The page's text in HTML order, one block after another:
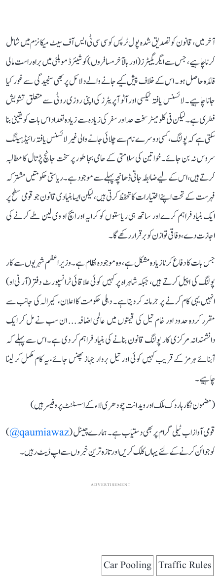
آخر میں، قانون کو تصدیق شدہ پول ٹرپس کو سی سی ٹی ایس آف سیٹ میکانزم میں شامل
کرنا چاہیے، جس سے ایگریگیٹرز(اور بالآخر مسافروں) کو شیئرڈ موبلٹی میں براہ راست مالی
فائدہ حاصل ہو۔ اس کے خلاف پیش کیے جانے والے دلائل پر بھی سنجیدگی سے غور کیا
جانا چاہیے۔ لائسنس یافتہ ٹیکسی اور آٹو آپریٹرز کی اپنی روزی روٹی سے متعلق تشویش
فطری ہے۔ لیکن فی کلومیٹر سخت حد اور سفر کی زیادہ سے زیادہ تعداد اس بات کو یقینی بنا
سکتی ہے کہ پولنگ، کسی دوسرے نام سے چلائی جانے والی غیر لائسنس یافتہ رائیڈ ہیلنگ
سروس نہ بن جائے۔ خواتین کی سلامتی کے حامی بجا طور پر سخت جانچ پڑتال کا مطالبہ
کرتے ہیں، اس کے لیے ضابطہ جاتی ڈھانچہ پہلے سے موجود ہے۔ ریاستی حکومتیں مشترکہ
فہرست کے تحت اپنے اختیارات کا تحفظ کرتی ہیں، لیکن ایسا بنیادی قانون جو قومی سطح پر
ایک بنیاد فراہم کرے اور ساتھ ہی ریاستوں کو کرایہ اور ایچ او وی لین طے کرنے کی
اجازت دے، وفاقی توازن کو برقرار رکھے گا۔
جس بات کا دفاع کرنا زیادہ مشکل ہے، وہ موجودہ نظام ہے۔ وزیر اعظم شہریوں سے کار
پولنگ کی اپیل کرتے ہیں، جبکہ شاہراہ پر کہیں کوئی علاقائی ٹرانسپورٹ دفتر (آر ٹی او)
انہیں یہی کام کرنے پر جرمانہ کر دیتا ہے۔ دہلی حکومت کا اعلان، کیرالہ کی جانب سے
مقرر کردہ حدود اور خام تیل کی قیمتوں میں عالمی اضافہ... ان سب نے مل کر ایک
دانشمندانہ مرکزی کار پولنگ قانون بنانے کی بنیاد فراہم کر دی ہے۔ اس سے پہلے کہ
آبنائے ہرمز کے قریب کہیں کوئی اور تیل بردار جہاز پھنس جائے، یہ کام مکمل کر لینا
چاہیے۔
(مضمون نگار ہاردک ملک اور ویدانت چودھری لاء کے اسسٹنٹ پروفیسر ہیں)
قومی آواز اب ٹیلی گرام پر بھی دستیاب ہے۔ ہمارے چینل (qaumiawaz@
)
کو جوائن کرنے کے لئے یہاں کلک کریں اور تازہ ترین خبروں سے اپ ڈیٹ رہیں۔
ADVERTISEMENT
Traffic Rules
Car Pooling